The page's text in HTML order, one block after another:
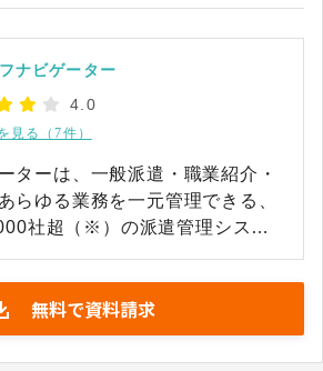
ナビゲーター
4.0
見る（7件）
ターは、一般派遣・職業紹介・
らゆる業務を一元管理できる、
社超（※）の派遣管理システ
長年にわたり現場の声を反映し
ッフ機能（スマホ対応）や派遣
を標準で網羅しているため、そ
けられるのが特徴です。「Web
無料で資料請求